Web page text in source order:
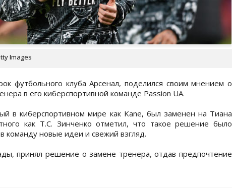
Images
футбольного клуба Арсенал, поделился своим мнением о
в его киберспортивной команде Passion UA.
в киберспортивном мире как Kane, был заменен на Тиана
как T.C. Зинченко отметил, что такое решение было
команду новые идеи и свежий взгляд.
принял решение о замене тренера, отдав предпочтение